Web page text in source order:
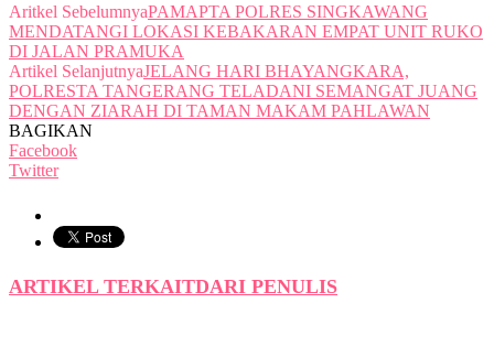
Aritkel SebelumnyaPAMAPTA POLRES SINGKAWANG
MENDATANGI LOKASI KEBAKARAN EMPAT UNIT RUKO
DI JALAN PRAMUKA
Artikel SelanjutnyaJELANG HARI BHAYANGKARA,
POLRESTA TANGERANG TELADANI SEMANGAT JUANG
DENGAN ZIARAH DI TAMAN MAKAM PAHLAWAN
BAGIKAN
Facebook
Twitter
ARTIKEL TERKAITDARI PENULIS